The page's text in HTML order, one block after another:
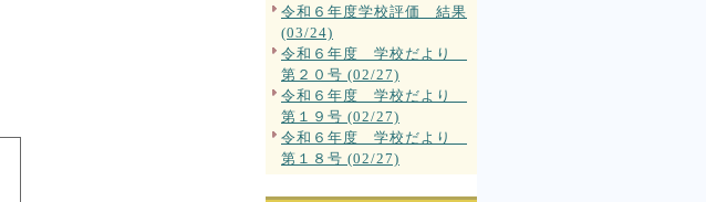
令和６年度学校評価 結果
(03/24)
令和６年度 学校だより
第２０号 (02/27)
令和６年度 学校だより
第１９号 (02/27)
令和６年度 学校だより
第１８号 (02/27)